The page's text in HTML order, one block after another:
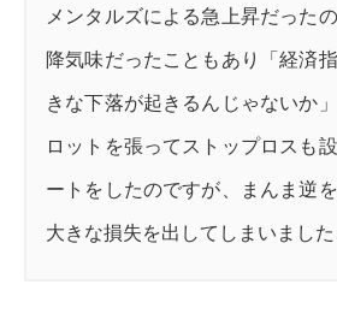
メンタルズによる急上昇だった
降気味だったこともあり「経済
きな下落が起きるんじゃないか
ロットを張ってストップロスも
ートをしたのですが、まんま逆
大きな損失を出してしまいました